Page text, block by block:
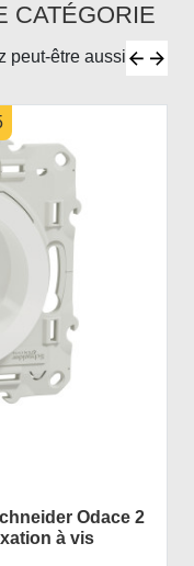
CATÉGORIE
peut-être aussi
Odace 2
à vis